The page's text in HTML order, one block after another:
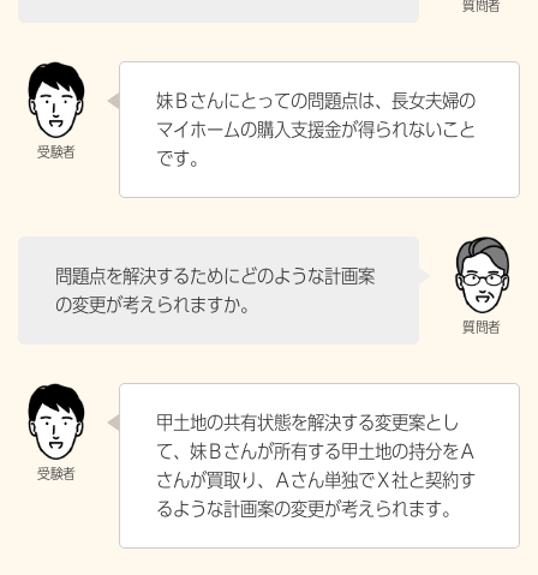
妹Ｂさんにとっての問題点は、長女夫婦の
マイホームの購入支援金が得られないこと
です。
問題点を解決するためにどのような計画案
の変更が考えられますか。
甲土地の共有状態を解決する変更案とし
て、妹Ｂさんが所有する甲土地の持分をＡ
さんが買取り、Ａさん単独でＸ社と契約す
るような計画案の変更が考えられます。